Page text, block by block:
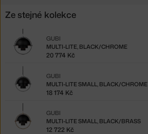
Ze stejné kolekce
MULTI-LITE, BLACK/CHROME
GUBI
20 774 Kč
MULTI-LITE SMALL, BLACK/CHROME
GUBI
18 174 Kč
MULTI-LITE SMALL, BLACK/BRASS
GUBI
12 722 Kč